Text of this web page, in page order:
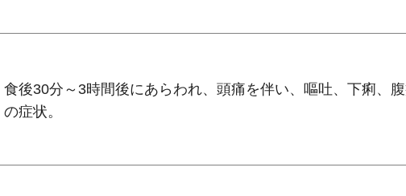
食後30分～3時間後にあらわれ、頭痛を伴い、嘔吐、下痢、
の症状。